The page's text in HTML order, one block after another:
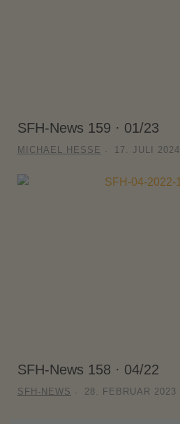
SFH-News 159 · 01/23
MICHAEL HESSE 17. JULI 2024
SFH-News 158 · 04/22
SFH-NEWS 28. FEBRUAR 2023